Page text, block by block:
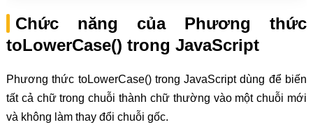
Chức năng của Phương thức
toLowerCase() trong JavaScript
Phương thức toLowerCase() trong JavaScript dùng để biến
tất cả chữ trong chuỗi thành chữ thường vào một chuỗi mới
và không làm thay đổi chuỗi gốc.